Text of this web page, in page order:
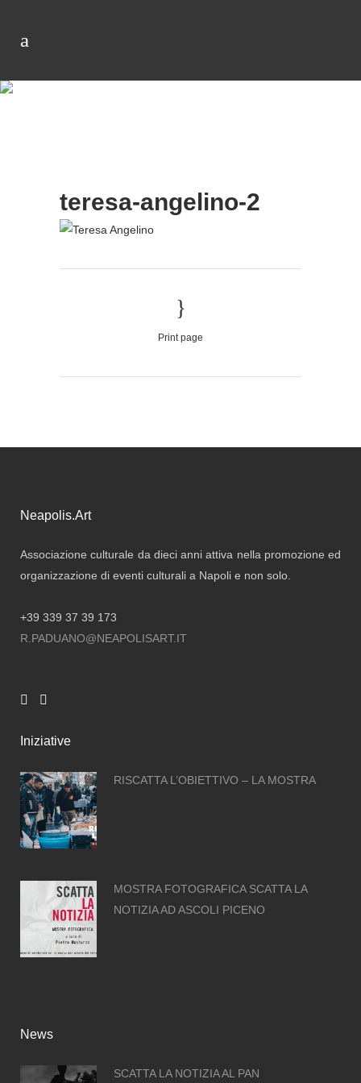
teresa-angelino-2
Print page
Neapolis.Art
Associazione culturale da dieci anni attiva nella promozione ed
organizzazione di eventi culturali a Napoli e non solo.
+39 339 37 39 173
R.PADUANO@NEAPOLISART.IT
Iniziative
RISCATTA L’OBIETTIVO – LA MOSTRA
MOSTRA FOTOGRAFICA SCATTA LA
NOTIZIA AD ASCOLI PICENO
News
SCATTA LA NOTIZIA AL PAN